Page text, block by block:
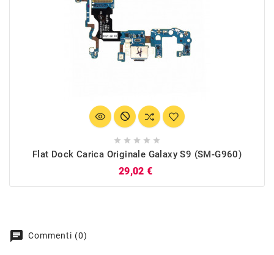
    
Flat Dock Carica Originale Galaxy S9 (SM-G960)
29,02 €
chat Commenti (0)